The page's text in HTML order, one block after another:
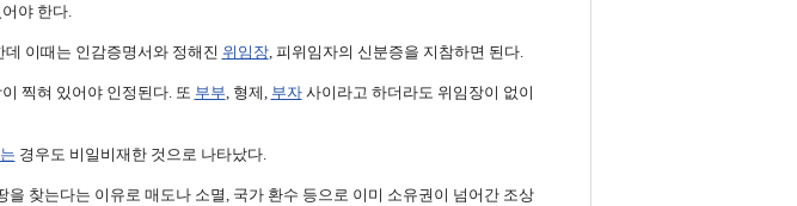
야 한다.
이때는 인감증명서와 정해진 위임장, 피위임자의 신분증을 지참하면 된다.
찍혀 있어야 인정된다. 또 부부, 형제, 부자사이라고 하더라도 위임장이 없이
경우도 비일비재한 것으로 나타났다.
찾는다는 이유로 매도나 소멸, 국가 환수 등으로 이미 소유권이 넘어간 조상